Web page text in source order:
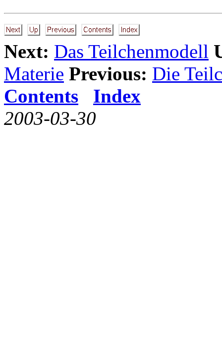
Next: Das Teilchenmodell
Materie Previous: Die
Contents
Index
2003-03-30